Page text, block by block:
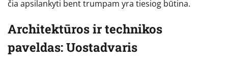
čia apsilankyti bent trumpam yra tiesiog būtina.
Architektūros ir technikos
paveldas: Uostadvaris